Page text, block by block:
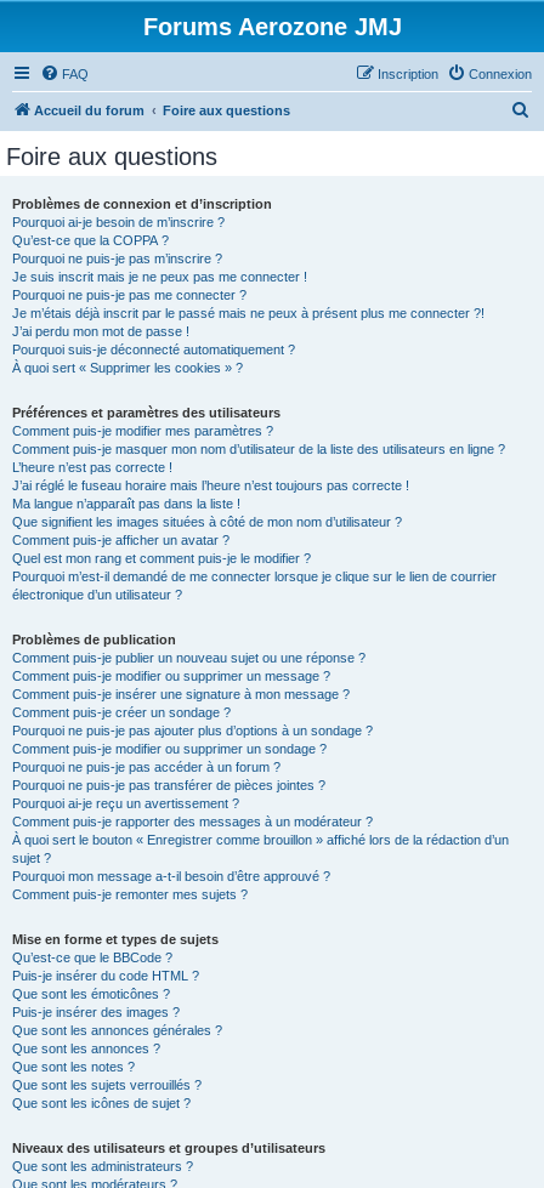
Forums Aerozone JMJ
FAQ Connexion
Inscription
Accueil du forum Foire aux questions
Foire aux questions
Problèmes de connexion et d’inscription
Pourquoi ai-je besoin de m’inscrire ?
Qu’est-ce que la COPPA ?
Pourquoi ne puis-je pas m’inscrire ?
Je suis inscrit mais je ne peux pas me connecter !
Pourquoi ne puis-je pas me connecter ?
Je m’étais déjà inscrit par le passé mais ne peux à présent plus me connecter ?!
J’ai perdu mon mot de passe !
Pourquoi suis-je déconnecté automatiquement ?
À quoi sert « Supprimer les cookies » ?
Préférences et paramètres des utilisateurs
Comment puis-je modifier mes paramètres ?
Comment puis-je masquer mon nom d’utilisateur de la liste des utilisateurs en ligne ?
L’heure n’est pas correcte !
J’ai réglé le fuseau horaire mais l’heure n’est toujours pas correcte !
Ma langue n’apparaît pas dans la liste !
Que signifient les images situées à côté de mon nom d’utilisateur ?
Comment puis-je afficher un avatar ?
Quel est mon rang et comment puis-je le modifier ?
Pourquoi m’est-il demandé de me connecter lorsque je clique sur le lien de courrier
électronique d’un utilisateur ?
Problèmes de publication
Comment puis-je publier un nouveau sujet ou une réponse ?
Comment puis-je modifier ou supprimer un message ?
Comment puis-je insérer une signature à mon message ?
Comment puis-je créer un sondage ?
Pourquoi ne puis-je pas ajouter plus d’options à un sondage ?
Comment puis-je modifier ou supprimer un sondage ?
Pourquoi ne puis-je pas accéder à un forum ?
Pourquoi ne puis-je pas transférer de pièces jointes ?
Pourquoi ai-je reçu un avertissement ?
Comment puis-je rapporter des messages à un modérateur ?
À quoi sert le bouton « Enregistrer comme brouillon » affiché lors de la rédaction d’un
sujet ?
Pourquoi mon message a-t-il besoin d’être approuvé ?
Comment puis-je remonter mes sujets ?
Mise en forme et types de sujets
Qu’est-ce que le BBCode ?
Puis-je insérer du code HTML ?
Que sont les émoticônes ?
Puis-je insérer des images ?
Que sont les annonces générales ?
Que sont les annonces ?
Que sont les notes ?
Que sont les sujets verrouillés ?
Que sont les icônes de sujet ?
Niveaux des utilisateurs et groupes d’utilisateurs
Que sont les administrateurs ?
Que sont les modérateurs ?